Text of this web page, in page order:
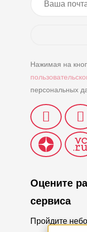
Нажимая на
персональных
Оцените
сервиса
Пройдите